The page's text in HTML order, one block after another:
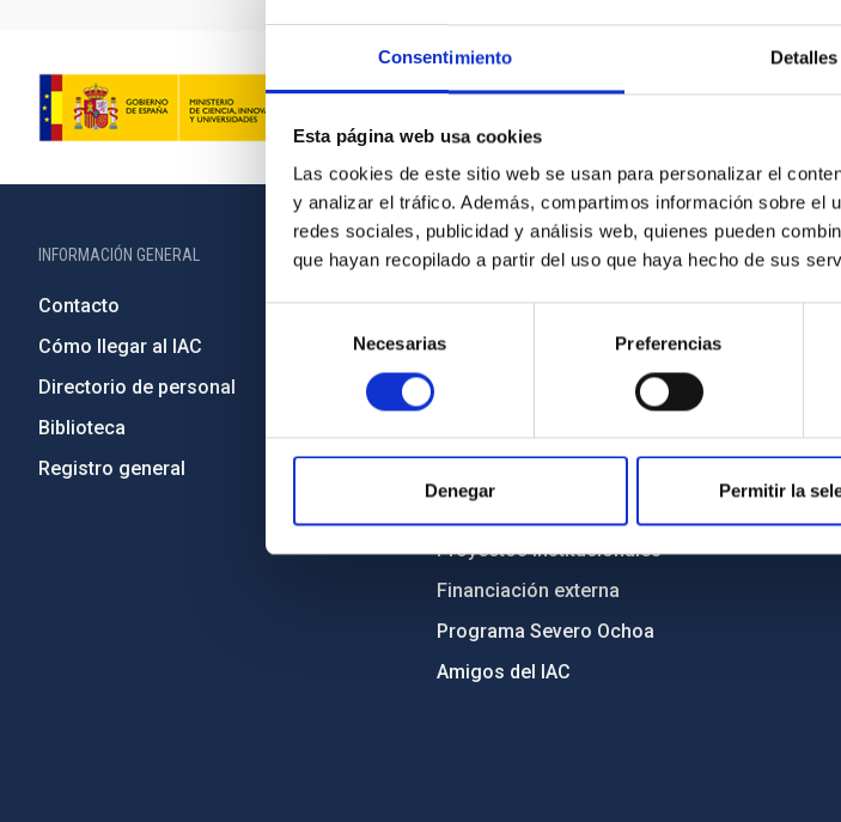
Consentimiento Detalles
Esta página web usa cookies
Las cookies de este sitio web se usan para personalizar el
y analizar el tráfico. Además, compartimos información sobre el
redes sociales, publicidad y análisis web, quienes pueden
que hayan recopilado a partir del uso que haya hecho de sus
consentimiento
Necesarias Preferencias
Denegar Permitir la
INFORMACIÓN GENERAL
Contacto
Cómo llegar al IAC
Directorio de personal
Biblioteca
Registro general
INFORMACIÓN INSTITUCIONAL
Legislación
Transparencia
Código ético y política antifraude
Medio Ambiente y Sostenibilidad
Proyectos institucionales
Financiación externa
Programa Severo Ochoa
Amigos del IAC